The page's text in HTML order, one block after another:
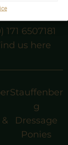
171 6507181
us here
Stauffenber
g
Dressage
Ponies